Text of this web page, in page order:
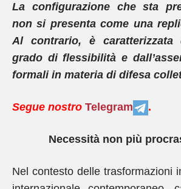
La configurazione che sta
non si presenta come una
Al contrario, è caratterizzata
grado di flessibilità e
formali in materia di difesa
Segue nostro Telegram .
Necessità non più
Nel contesto delle trasformazioni